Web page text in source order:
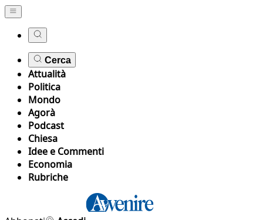
Cerca
Attualità
Politica
Mondo
Agorà
Podcast
Chiesa
Idee e Commenti
Economia
Rubriche